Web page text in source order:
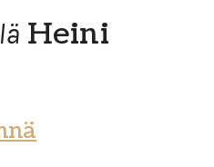
Heini